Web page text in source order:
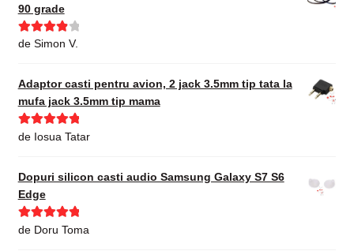
90 grade
Evaluat la
de Simon V.
Adaptor casti pentru avion, 2 jack 3.5mm tip tata la
mufa jack 3.5mm tip mama
Evaluat la5
de Iosua Tatar
Dopuri silicon casti audio Samsung Galaxy S7 S6
Edge
Evaluat la5
de Doru Toma